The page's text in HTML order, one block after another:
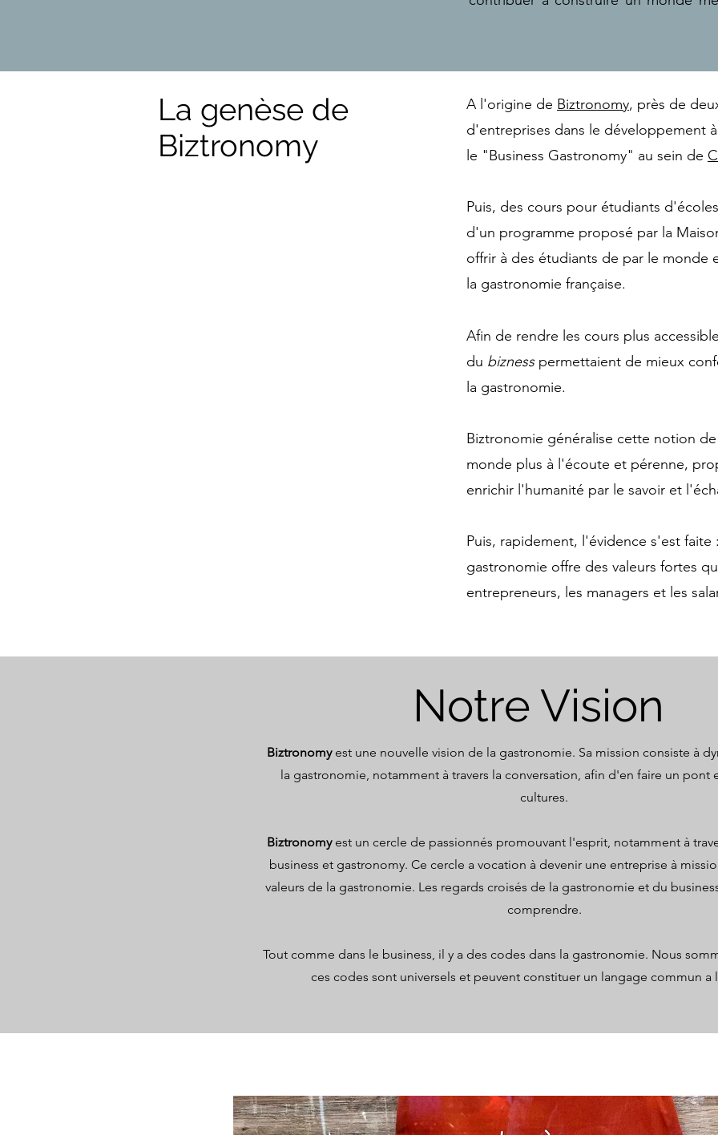
permanente. La table s’y prête et
plaisirs.
s’exprimer laissant le jugement au
L’effort - L’énergie déployée, le
fruit. Le chemin n’est pas un effort,
humain que parce qu’il transforme,
L’humain est responsable de son
s’améliorer et à se dépasser, chacun
Le souci du détail - Croire que la
pencher sur l’infiniment petit.
L'excellence - Apprécier
respecter le rythme et les capacités
Le Pragmatisme - Tout comme la
apprendre, sans condescendance,
situations inconfortable, lors d’impairs.
Pleine Conscience - La
pleine conscience, de l’effort que
la cuisine
Pérennité - La gastronomie, en
mettant l'accent sur l'effort de
en valorisant la fraicheur et la
vertueux et durable.
La genèse de
Biztronomy
A l'origine de Biztronomy, près de
d'entreprises dans le développement
le "Business Gastronomy" au sein de
Puis, des cours pour étudiants
d'un programme proposé par la
offrir à des étudiants de par le monde
la gastronomie française.
Afin de rendre les cours plus
du biznesspermettaient de mieux
la gastronomie.
Biztronomie généralise cette notion
monde plus à l'écoute et pérenne,
enrichir l'humanité par le savoir et
Puis, rapidement, l'évidence s'est faite
gastronomie offre des valeurs fortes
entrepreneurs, les managers et les
Notre Vision
Biztronomyest une nouvelle vision de la gastronomie. Sa mission consiste à
la gastronomie, notamment à travers la conversation, afin d'en faire un pont
cultures.
Biztronomyest un cercle de passionnés promouvant l'esprit, notamment à
business et gastronomy. Ce cercle a vocation à devenir une entreprise à
valeurs de la gastronomie. Les regards croisés de la gastronomie et du
comprendre.
Tout comme dans le business, il y a des codes dans la gastronomie. Nous
ces codes sont universels et peuvent constituer un langage commun a